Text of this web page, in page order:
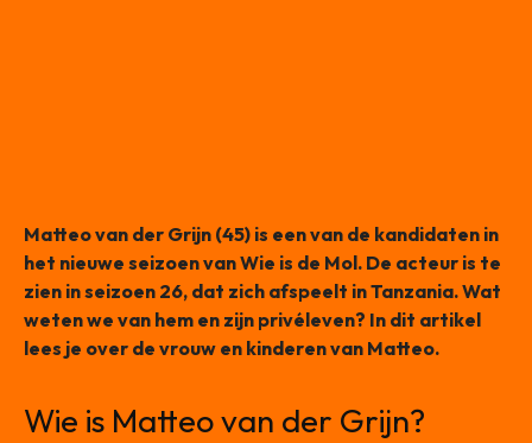
Matteo van der Grijn (45) is een van de kandidaten in
het nieuwe seizoen van Wie is de Mol. De acteur is te
zien in seizoen 26, dat zich afspeelt in Tanzania. Wat
weten we van hem en zijn privéleven? In dit artikel
lees je over de vrouw en kinderen van Matteo.
Wie is Matteo van der Grijn?